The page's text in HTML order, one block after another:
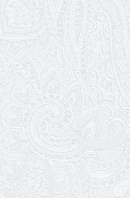
11.03.2026
Результати
10.03.2026
Ювілей Тетяни
03.03.2026
Ювілей Сергія
02.03.2026
Результати
27.02.2026
Ювілей
19.02.2026